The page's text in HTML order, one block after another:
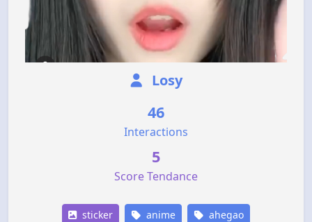
Losy
46
Interactions
5
Score Tendance
sticker anime ahegao